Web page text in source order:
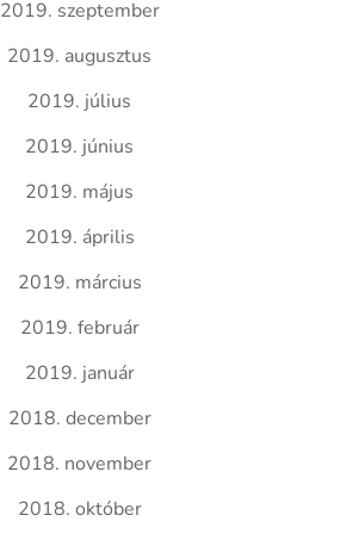
2019. szeptember
2019. augusztus
2019. július
2019. június
2019. május
2019. április
2019. március
2019. február
2019. január
2018. december
2018. november
2018. október